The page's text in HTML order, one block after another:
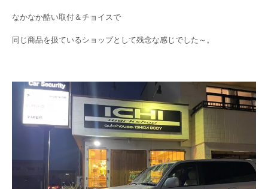
なかなか酷い取付＆チョイスで
同じ商品を扱ているショップとして残念な感じでした～。